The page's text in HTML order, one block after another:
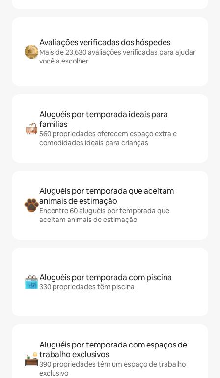
Avaliações verificadas dos hóspedes
Mais de 23.630 avaliações verificadas para ajudar
você a escolher
Aluguéis por temporada ideais para
famílias
560 propriedades oferecem espaço extra e
comodidades ideais para crianças
Aluguéis por temporada que aceitam
animais de estimação
Encontre 60 aluguéis por temporada que
aceitam animais de estimação
Aluguéis por temporada com piscina
330 propriedades têm piscina
Aluguéis por temporada com espaços de
trabalho exclusivos
390 propriedades têm um espaço de trabalho
exclusivo